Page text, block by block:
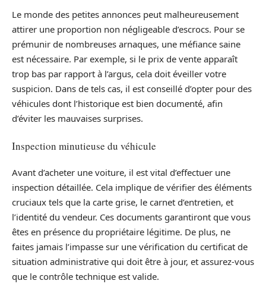
Le monde des petites annonces peut malheureusement
attirer une proportion non négligeable d’escrocs. Pour se
prémunir de nombreuses arnaques, une méfiance saine
est nécessaire. Par exemple, si le prix de vente apparaît
trop bas par rapport à l’argus, cela doit éveiller votre
suspicion. Dans de tels cas, il est conseillé d’opter pour des
véhicules dont l’historique est bien documenté, afin
d’éviter les mauvaises surprises.
Inspection minutieuse du véhicule
Avant d’acheter une voiture, il est vital d’effectuer une
inspection détaillée. Cela implique de vérifier des éléments
cruciaux tels que la carte grise, le carnet d’entretien, et
l’identité du vendeur. Ces documents garantiront que vous
êtes en présence du propriétaire légitime. De plus, ne
faites jamais l’impasse sur une vérification du certificat de
situation administrative qui doit être à jour, et assurez-vous
que le contrôle technique est valide.